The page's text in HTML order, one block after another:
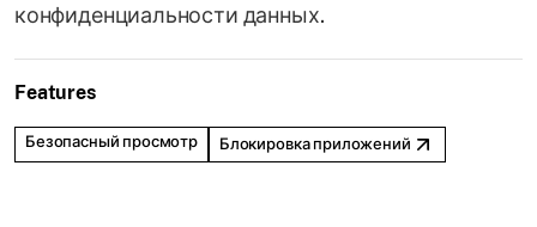
конфиденциальности данных.
Features
Безопасный просмотр Блокировка приложений